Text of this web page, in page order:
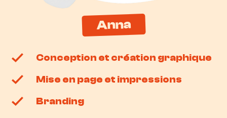
Anna
Conception et création graphique​
Mise en page et impressions
Branding